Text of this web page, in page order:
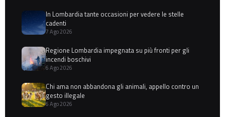
In Lombardia tante occasioni per vedere le stelle
cadenti
7 Ago 2026
Regione Lombardia impegnata su più fronti per gli
incendi boschivi
6 Ago 2026
Chi ama non abbandona gli animali, appello contro un
gesto illegale
6 Ago 2026